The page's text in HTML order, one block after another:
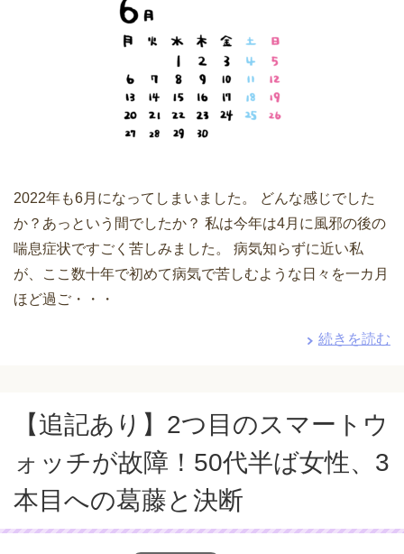
2022年も6月になってしまいました。 どんな感じでした
か？あっという間でしたか？ 私は今年は4月に風邪の後の
喘息症状ですごく苦しみました。 病気知らずに近い私
が、ここ数十年で初めて病気で苦しむような日々を一カ月
ほど過ご・・・
続きを読む
【追記あり】2つ目のスマートウ
ォッチが故障！50代半ば女性、3
本目への葛藤と決断